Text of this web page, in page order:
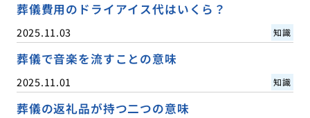
葬儀費用のドライアイス代はいくら？
2025.11.03 知識
葬儀で音楽を流すことの意味
2025.11.01 知識
葬儀の返礼品が持つ二つの意味